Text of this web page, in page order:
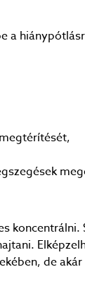
a
koncentrálni.
de